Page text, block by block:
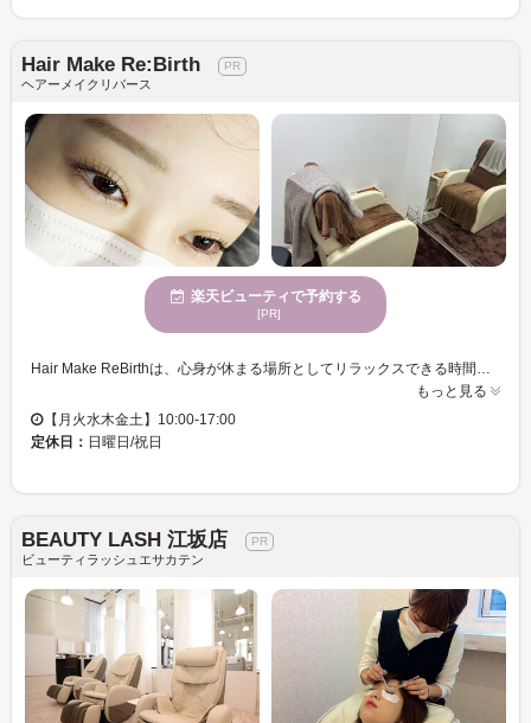
Hair Make Re:Birth
ヘアーメイクリバース
楽天ビューティで予約する
[PR]
Hair Make ReBirthは、心身が休まる場所としてリラックスできる時間を提供します。ここではお客様一人ひとりの個性を引き立てるマツエクの提案が得意で、自然に華やかさを増し、自分らしさを最大限にアピールできます。お手軽な価格設定も魅力で、多様な年齢向けに向けたサービスを誇り、どなたでも安心してご利用いただける環境が整っています。個室の設備も完備しているため、プライベートな時間を大切にしたい方におすすめです。カード決済ができるので、多忙な方でもご来店しやすく、気軽に自分のスタイルを楽しめる良心的な価格で、お客様の期待を超える美をお届けするHair Make ReBirthで、新しい自分を見つけてみませんか。
もっと見る
【月火水木金土】10:00-17:00
定休日： 日曜日/祝日
BEAUTY LASH 江坂店
ビューティラッシュエサカテン